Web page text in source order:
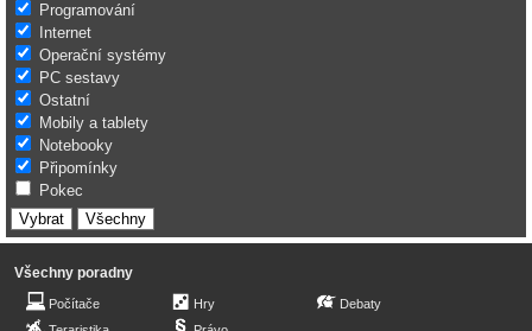
Programování
Internet
Operační systémy
PC sestavy
Ostatní
Mobily a tablety
Notebooky
Připomínky
Pokec
Všechny poradny
Počítače
Hry
Debaty